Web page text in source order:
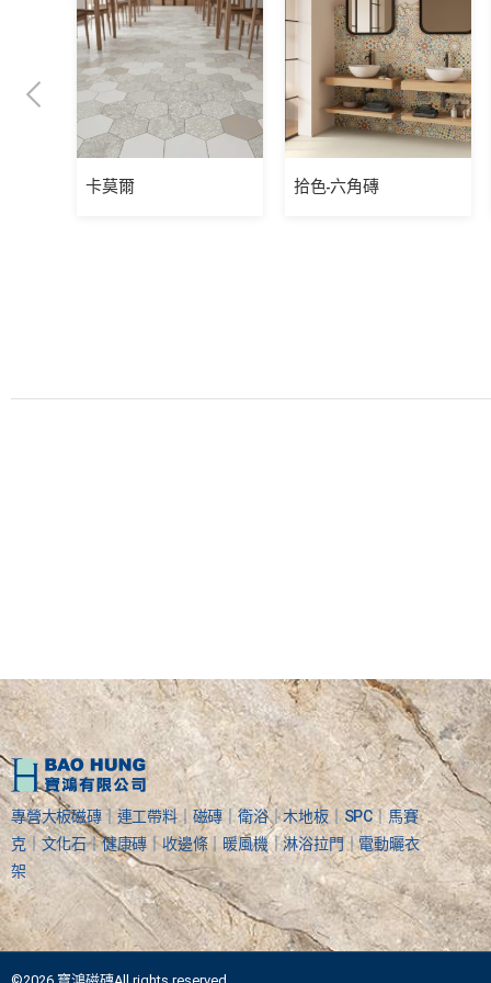
卡莫爾 拾色-六角磚
專營大板磁磚｜連工帶料｜磁磚｜衛浴｜木地板｜SPC｜馬賽
克｜文化石｜健康磚｜收邊條｜暖風機｜淋浴拉門｜電動曬衣
架